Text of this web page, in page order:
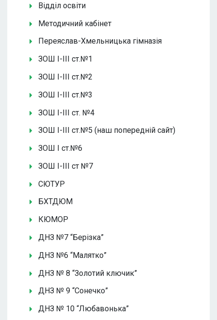
Відділ освіти
Методичний кабінет
Переяслав-Хмельницька гімназія
ЗОШ І-ІІІ ст.№1
ЗОШ І-ІІІ ст.№2
ЗОШ І-ІІІ ст.№3
ЗОШ І-ІІІ ст. №4
ЗОШ І-ІІІ ст.№5 (наш попередній сайт)
ЗОШ І ст.№6
ЗОШ І-ІІІ ст №7
СЮТУР
БХТДЮМ
КЮМОР
ДНЗ №7 “Берізка”
ДНЗ №6 “Малятко”
ДНЗ № 8 “Золотий ключик”
ДНЗ № 9 “Сонечко”
ДНЗ № 10 “Любавонька”